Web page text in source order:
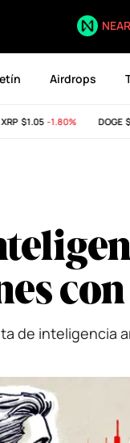
NEAR
Airdrops
$1.05 -1.80% DOGE
de inteligencia